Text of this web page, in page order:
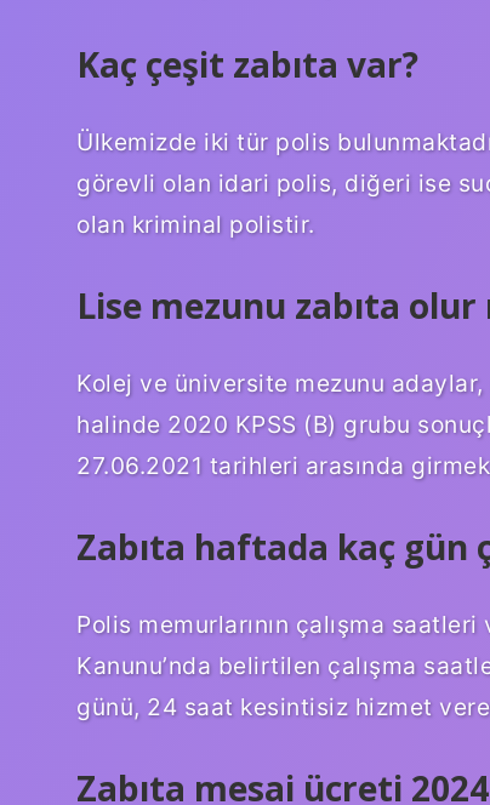
Kaç çeşit zabıta var?
Ülkemizde iki tür polis
görevli olan idari polis, diğeri ise
olan kriminal polistir.
Lise mezunu zabıta olur
Kolej ve üniversite mezunu
halinde 2020 KPSS (B) grubu
27.06.2021 tarihleri ​​arasında
Zabıta haftada kaç gün
Polis memurlarının çalışma
Kanunu’nda belirtilen çalışma
günü, 24 saat kesintisiz hizmet
Zabıta mesai ücreti